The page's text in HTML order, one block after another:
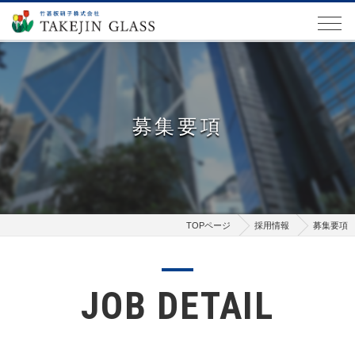
募集要項
TOPページ 採用情報 募集要項
JOB DETAIL